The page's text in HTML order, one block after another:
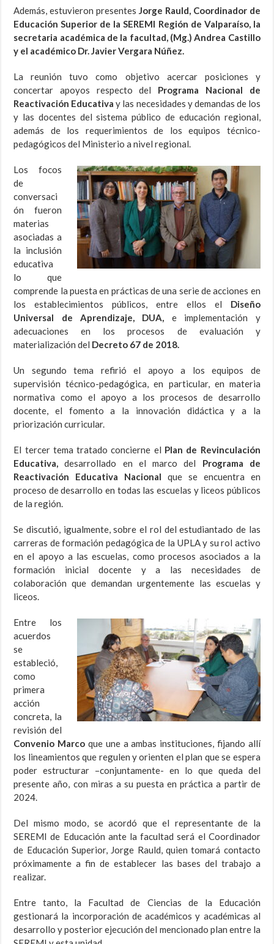
Además, estuvieron presentes Jorge Rauld, Coordinador de
Educación Superior de la SEREMI Región de Valparaíso, la
secretaria académica de la facultad, (Mg.) Andrea Castillo
y el académico Dr. Javier Vergara Núñez.
La reunión tuvo como objetivo acercar posiciones y
concertar apoyos respecto del Programa Nacional de
Reactivación Educativa y las necesidades y demandas de los
y las docentes del sistema público de educación regional,
además de los requerimientos de los equipos técnico-
pedagógicos del Ministerio a nivel regional.
Los focos
de
conversaci
ón fueron
materias
asociadas a
la inclusión
educativa
lo que
comprende la puesta en prácticas de una serie de acciones en
los establecimientos públicos, entre ellos el Diseño
Universal de Aprendizaje, DUA, e implementación y
adecuaciones en los procesos de evaluación y
materialización del Decreto 67 de 2018.
Un segundo tema refirió el apoyo a los equipos de
supervisión técnico-pedagógica, en particular, en materia
normativa como el apoyo a los procesos de desarrollo
docente, el fomento a la innovación didáctica y a la
priorización curricular.
El tercer tema tratado concierne el Plan de Revinculación
Educativa, desarrollado en el marco del Programa de
Reactivación Educativa Nacional que se encuentra en
proceso de desarrollo en todas las escuelas y liceos públicos
de la región.
Se discutió, igualmente, sobre el rol del estudiantado de las
carreras de formación pedagógica de la UPLA y su rol activo
en el apoyo a las escuelas, como procesos asociados a la
formación inicial docente y a las necesidades de
colaboración que demandan urgentemente las escuelas y
liceos.
Entre los
acuerdos
se
estableció,
como
primera
acción
concreta, la
revisión del
Convenio Marco que une a ambas instituciones, fijando allí
los lineamientos que regulen y orienten el plan que se espera
poder estructurar –conjuntamente- en lo que queda del
presente año, con miras a su puesta en práctica a partir de
2024.
Del mismo modo, se acordó que el representante de la
SEREMI de Educación ante la facultad será el Coordinador
de Educación Superior, Jorge Rauld, quien tomará contacto
próximamente a fin de establecer las bases del trabajo a
realizar.
Entre tanto, la Facultad de Ciencias de la Educación
gestionará la incorporación de académicos y académicas al
desarrollo y posterior ejecución del mencionado plan entre la